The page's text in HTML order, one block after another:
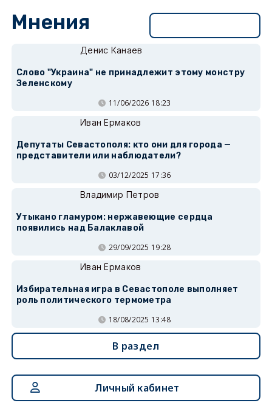
Мнения
Денис Канаев
Слово "Украина" не принадлежит этому монстру
Зеленскому
11/06/2026 18:23
Иван Ермаков
Депутаты Севастополя: кто они для города —
представители или наблюдатели?
03/12/2025 17:36
Владимир Петров
Утыкано гламуром: нержавеющие сердца
появились над Балаклавой
29/09/2025 19:28
Иван Ермаков
Избирательная игра в Севастополе выполняет
роль политического термометра
18/08/2025 13:48
В раздел
Личный кабинет